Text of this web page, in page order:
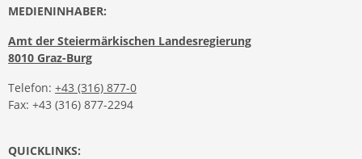
MEDIENINHABER:
Amt der Steiermärkischen Landesregierung
8010 Graz-Burg
Telefon: +43 (316) 877-0
Fax: +43 (316) 877-2294
QUICKLINKS: